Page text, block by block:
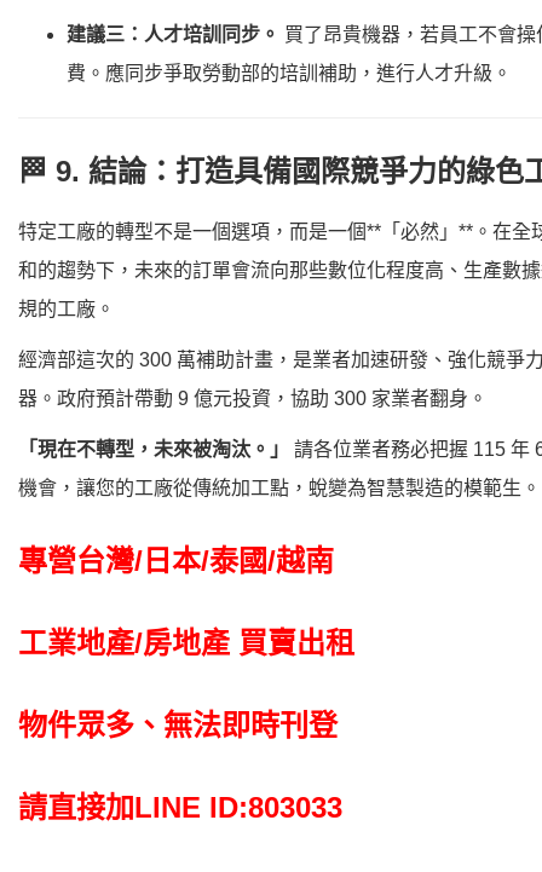
建議三：人才培訓同步。 買了昂貴機器，若員工不會操
費。應同步爭取勞動部的培訓補助，進行人才升級。
🏁 9. 結論：打造具備國際競爭力的綠色
特定工廠的轉型不是一個選項，而是一個**「必然」**。在全
和的趨勢下，未來的訂單會流向那些數位化程度高、生產數
規的工廠。
經濟部這次的 300 萬補助計畫，是業者加速研發、強化競爭
器。政府預計帶動 9 億元投資，協助 300 家業者翻身。
「現在不轉型，未來被淘汰。」
請各位業者務必把握 115 年
機會，讓您的工廠從傳統加工點，蛻變為智慧製造的模範生。
專營台灣/日本/泰國/越南
工業地產/房地產 買賣出租
物件眾多、無法即時刊登
請直接加LINE ID:803033